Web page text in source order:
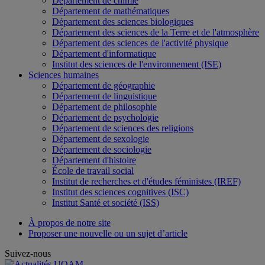
Département de mathématiques
Département des sciences biologiques
Département des sciences de la Terre et de l'atmosphère
Département des sciences de l'activité physique
Département d'informatique
Institut des sciences de l'environnement (ISE)
Sciences humaines
Département de géographie
Département de linguistique
Département de philosophie
Département de psychologie
Département de sciences des religions
Département de sexologie
Département de sociologie
Département d'histoire
École de travail social
Institut de recherches et d'études féministes (IREF)
Institut des sciences cognitives (ISC)
Institut Santé et société (ISS)
À propos de notre site
Proposer une nouvelle ou un sujet d’article
Suivez-nous